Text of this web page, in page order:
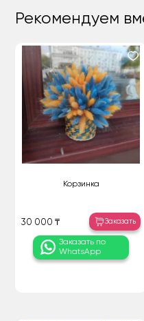
Рекомендуем
Корзинка
30 000 ₸ Заказать
Заказать по
WhatsApp